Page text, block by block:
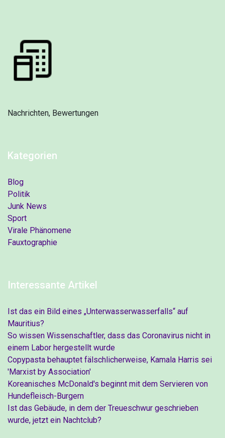
Nachrichten, Bewertungen
Kategorien
Blog
Politik
Junk News
Sport
Virale Phänomene
Fauxtographie
Interessante Artikel
Ist das ein Bild eines „Unterwasserwasserfalls“ auf
Mauritius?
So wissen Wissenschaftler, dass das Coronavirus nicht in
einem Labor hergestellt wurde
Copypasta behauptet fälschlicherweise, Kamala Harris sei
'Marxist by Association'
Koreanisches McDonald's beginnt mit dem Servieren von
Hundefleisch-Burgern
Ist das Gebäude, in dem der Treueschwur geschrieben
wurde, jetzt ein Nachtclub?